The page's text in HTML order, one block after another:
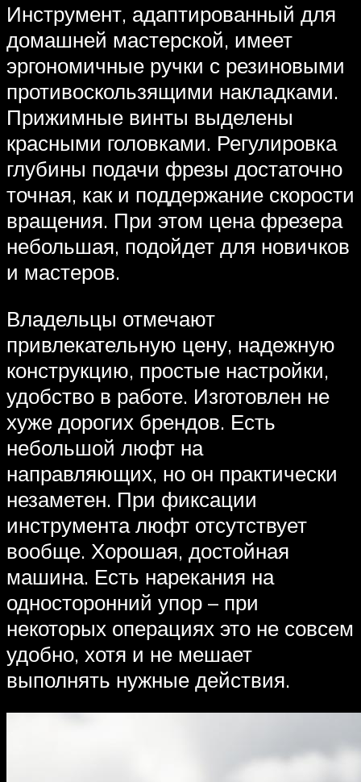
Инструмент, адаптированный для
домашней мастерской, имеет
эргономичные ручки с резиновыми
противоскользящими накладками.
Прижимные винты выделены
красными головками. Регулировка
глубины подачи фрезы достаточно
точная, как и поддержание скорости
вращения. При этом цена фрезера
небольшая, подойдет для новичков
и мастеров.
Владельцы отмечают
привлекательную цену, надежную
конструкцию, простые настройки,
удобство в работе. Изготовлен не
хуже дорогих брендов. Есть
небольшой люфт на
направляющих, но он практически
незаметен. При фиксации
инструмента люфт отсутствует
вообще. Хорошая, достойная
машина. Есть нарекания на
односторонний упор – при
некоторых операциях это не совсем
удобно, хотя и не мешает
выполнять нужные действия.